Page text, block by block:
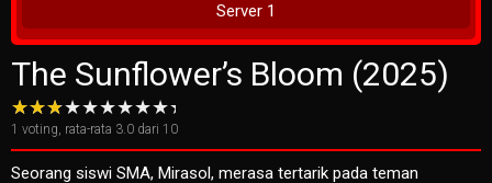
Server 1
The Sunflower’s Bloom (2025)
1 voting, rata-rata 3.0 dari 10
Seorang siswi SMA, Mirasol, merasa tertarik pada teman